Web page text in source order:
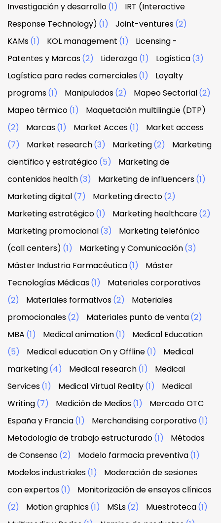
Investigación y desarrollo(1)
IRT (Interactive
Response Technology) (1) Joint-ventures(2)
KAMs(1) KOL management (1)
Licensing -
Patentes y Marcas(2) Liderazgo(1) Logística(3)
Logística para redes comerciales(1)
Loyalty
programs(1) Manipulados(2) Mapeo Sectorial(2)
Mapeo térmico(1)
Maquetación multilingüe (DTP)
(2)
Marcas(1) Market Acces(1)
Market access
(7)
Market research(3) Marketing(2)
Marketing
científico y estratégico(5)
Marketing de
contenidos health(3) Marketing de influencers(1)
Marketing digital(7) Marketing directo(2)
Marketing estratégico(1) Marketing healthcare(2)
Marketing promocional(3)
Marketing telefónico
(call centers) (1) Marketing y Comunicación(3)
Máster Industria Farmacéutica(1)
Máster
Tecnologías Médicas(1)
Materiales corporativos
(2)
Materiales formativos(2)
Materiales
promocionales(2) Materiales punto de venta(2)
MBA (1) Medical animation(1)
Medical Education
(5)
Medical education On y Offline(1)
Medical
marketing(4) Medical research(1)
Medical
Services(1) Medical Virtual Reality(1)
Medical
Writing(7) Medición de Medios(1)
Mercado OTC
España y Francia(1) Merchandising corporativo(1)
Metodología de trabajo estructurado(1)
Métodos
de Consenso(2) Modelo farmacia preventiva(1)
Modelos industriales(1)
Moderación de sesiones
con expertos(1)
Monitorización de ensayos clínicos
(2)
Motion graphics(1) MSLs(2) Muestroteca(1)